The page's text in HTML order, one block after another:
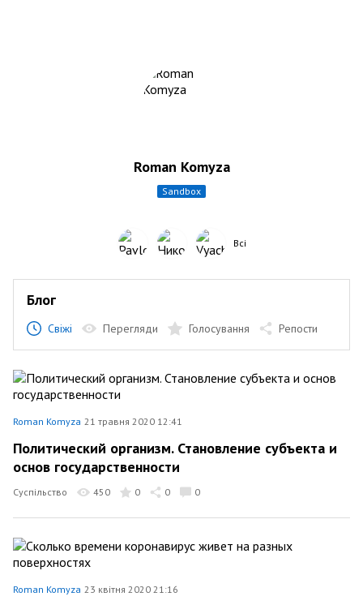
Roman Komyza
sandbox
Всі
Блог
Свіжі Перегляди Голосування Репости
Roman Komyza 21 травня 2020 12:41
Политический организм. Становление субъекта и
основ государственности
Суспільство 450 0 0 0
Roman Komyza 23 квітня 2020 21:16